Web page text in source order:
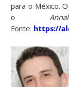
para o México.
o
Fonte: https://